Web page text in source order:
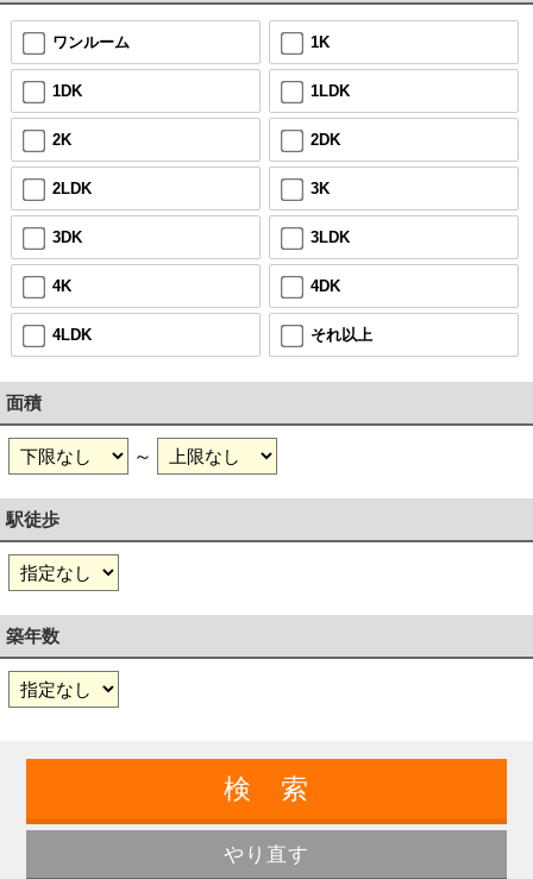
ワンルーム 1K
1DK 1LDK
2K 2DK
2LDK 3K
3DK 3LDK
4K 4DK
4LDK それ以上
面積
～
駅徒歩
築年数